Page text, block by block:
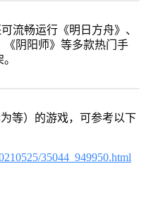
流畅运行《明日方舟》、
《阴阳师》等多款热门手
等）的游戏，可参考以下
35044_949950.html